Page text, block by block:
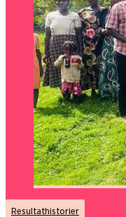
Resultathistorier